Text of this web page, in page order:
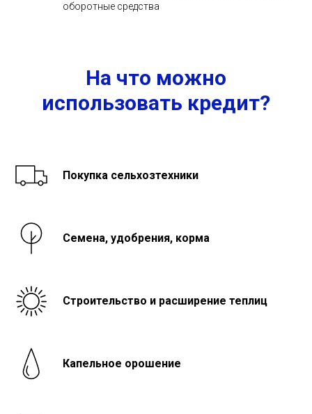
оборотные средства
На что можно
использовать кредит?
Покупка сельхозтехники
Семена, удобрения, корма
Строительство и расширение теплиц
Капельное орошение